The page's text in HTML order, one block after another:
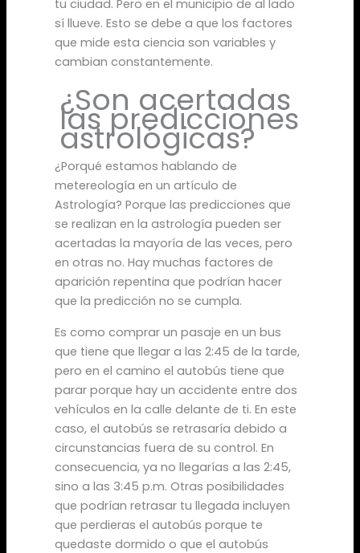
tu ciudad. Pero en el municipio de al lado
sí llueve. Esto se debe a que los factores
que mide esta ciencia son variables y
cambian constantemente.
¿Son acertadas
las predicciones
astrológicas?
¿Porqué estamos hablando de
metereología en un artículo de
Astrología? Porque las predicciones que
se realizan en la astrología pueden ser
acertadas la mayoría de las veces, pero
en otras no. Hay muchas factores de
aparición repentina que podrían hacer
que la predicción no se cumpla.
Es como comprar un pasaje en un bus
que tiene que llegar a las 2:45 de la tarde,
pero en el camino el autobús tiene que
parar porque hay un accidente entre dos
vehículos en la calle delante de ti. En este
caso, el autobús se retrasaría debido a
circunstancias fuera de su control. En
consecuencia, ya no llegarías a las 2:45,
sino a las 3:45 p.m. Otras posibilidades
que podrían retrasar tu llegada incluyen
que perdieras el autobús porque te
quedaste dormido o que el autobús